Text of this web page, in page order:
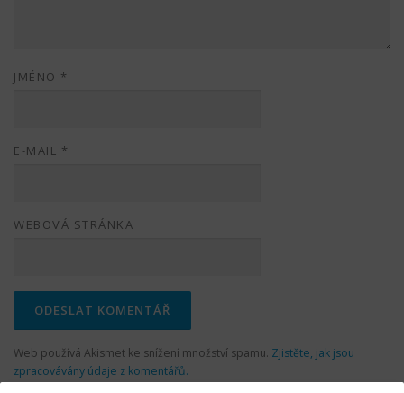
JMÉNO *
E-MAIL *
WEBOVÁ STRÁNKA
Web používá Akismet ke snížení množství spamu. Zjistěte, jak jsou
zpracovávány údaje z komentářů.